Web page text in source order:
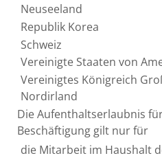
Neuseeland
Republik Korea
Schweiz
Vereinigte Staaten von
Vereinigtes Königreich
Nordirland
Die Aufenthaltserlaubnis
Beschäftigung gilt nur für
die Mitarbeit im Haushalt